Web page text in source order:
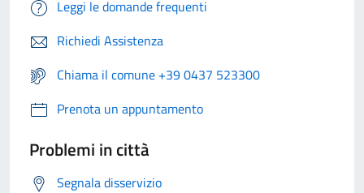
Leggi le domande frequenti
Richiedi Assistenza
Chiama il comune +39 0437 523300
Prenota un appuntamento
Problemi in città
Segnala disservizio